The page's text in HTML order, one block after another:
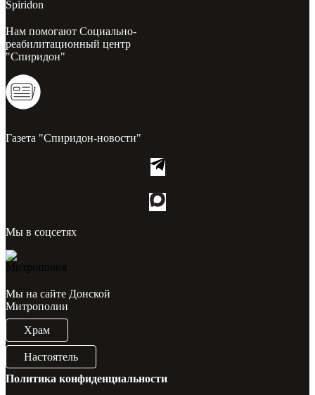
Нам помогают Социально-
реабилитационный центр
"Спиридон"
Газета "Спиридон-новости"
Мы в соцсетях
Мы на сайте Донской
Митрополии
Храм
Настоятель
Политика конфиденциальности